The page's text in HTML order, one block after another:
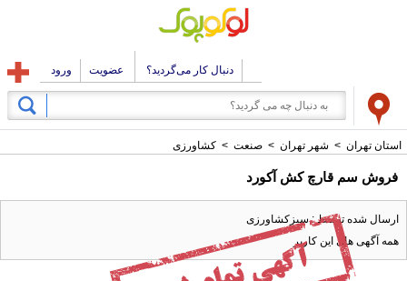
دنبال کار می‌گردید؟ عضویت ورود
استان تهران > شهر تهران > صنعت > کشاورزی
فروش سم قارچ کش آکورد
ارسال شده توسط : سبزکشاورزی
همه آگهی های این کاربر